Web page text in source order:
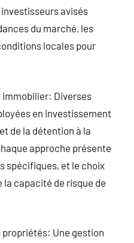
avisés
du marché, les
locales pour
immobilier: Diverses
en investissement
de la détention à la
approche présente
spécifiques, et le choix
capacité de risque de
Une gestion